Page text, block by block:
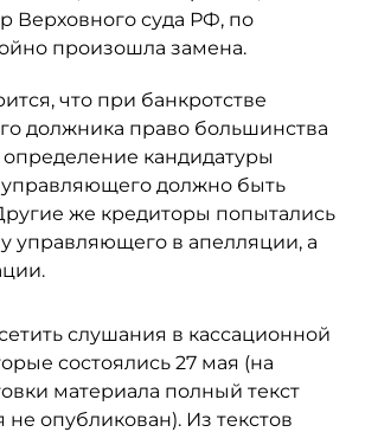
Верховного суда РФ, по
произошла замена.
что при банкротстве
должника право большинства
кандидатуры
должно быть
же кредиторы попытались
управляющего в апелляции, а
слушания в кассационной
состоялись 27 мая (на
материала полный текст
не опубликован). Из текстов